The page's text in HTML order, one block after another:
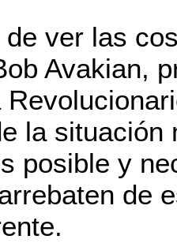
de ver las
Avakian,
la situación
posible y
de